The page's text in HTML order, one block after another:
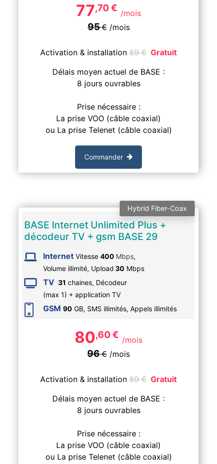
77,70€ /mois
95€/mois
Activation & installation 89€ Gratuit
Délais moyen actuel de BASE :
8 jours ouvrables
Prise nécessaire :
La prise VOO (câble coaxial)
ou La prise Telenet (câble coaxial)
Commander
Hybrid Fiber-Coax
BASE Internet Unlimited Plus +
décodeur TV + gsm BASE 29
Internet Vitesse 400 Mbps,
Volume illimité, Upload 30 Mbps
TV 31 chaines, Décodeur
(max 1) + application TV
GSM 90 GB, SMS illimités, Appels illimités
80,60€ /mois
96€ /mois
Activation & installation 89€ Gratuit
Délais moyen actuel de BASE :
8 jours ouvrables
Prise nécessaire :
La prise VOO (câble coaxial)
ou La prise Telenet (câble coaxial)